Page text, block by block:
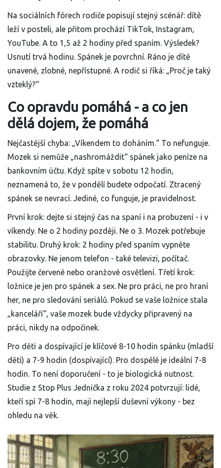
Na sociálních fórech rodiče popisují stejný scénář: dítě
leží v posteli, ale přitom prochází TikTok, Instagram,
YouTube. A to 1,5 až 2 hodiny před spaním. Výsledek?
Usnutí trvá hodinu. Spánek je povrchní. Ráno je dítě
unavené, zlobné, nepřístupné. A rodič si říká: „Proč je taký
vzteklý?“
Co opravdu pomáhá - a co jen
dělá dojem, že pomáhá
Nejčastější chyba: „Víkendem to doháním.“ To nefunguje.
Mozek si nemůže „nashromáždit“ spánek jako peníze na
bankovním účtu. Když spíte v sobotu 12 hodin,
neznamená to, že v pondělí budete odpočatí. Ztracený
spánek se nevrací. Jediné, co funguje, je pravidelnost.
První krok: dejte si stejný čas na spaní i na probuzení - i v
víkendy. Ne o 2 hodiny později. Ne o 3. Mozek potřebuje
stabilitu. Druhý krok: 2 hodiny před spaním vypněte
obrazovky. Ne jenom telefon - také televizi, počítač.
Použijte červené nebo oranžové osvětlení. Třetí krok:
ložnice je jen pro spánek a sex. Ne pro práci, ne pro hraní
her, ne pro sledování seriálů. Pokud se vaše ložnice stala
„kanceláří“, vaše mozek bude vždycky připravený na
práci, nikdy na odpočinek.
Pro děti a dospívající je klíčové 8-10 hodin spánku (mladší
děti) a 7-9 hodin (dospívající). Pro dospělé je ideální 7-8
hodin. To není doporučení - to je biologická nutnost.
Studie z Stop Plus Jednička z roku 2024 potvrzují: lidé,
kteří spí 7-8 hodin, mají nejlepší duševní výkony - bez
ohledu na věk.